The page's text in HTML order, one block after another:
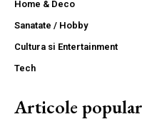
Home & Deco
Sanatate / Hobby
Cultura si Entertainment
Tech
Articole